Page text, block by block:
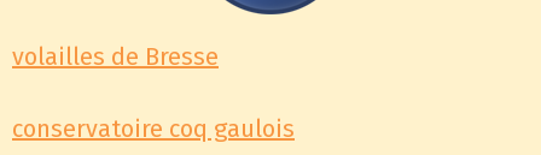
volailles de Bresse
conservatoire coq gaulois